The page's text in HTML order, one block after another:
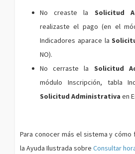
No creaste la Solicitud
realizaste el pago (en el
Indicadores aparace la
NO).
No cerraste la Solicitud
módulo Inscripción, tabla
Solicitud Administrativa en
Para conocer más el sistema y
la Ayuda Ilustrada sobre Consultar